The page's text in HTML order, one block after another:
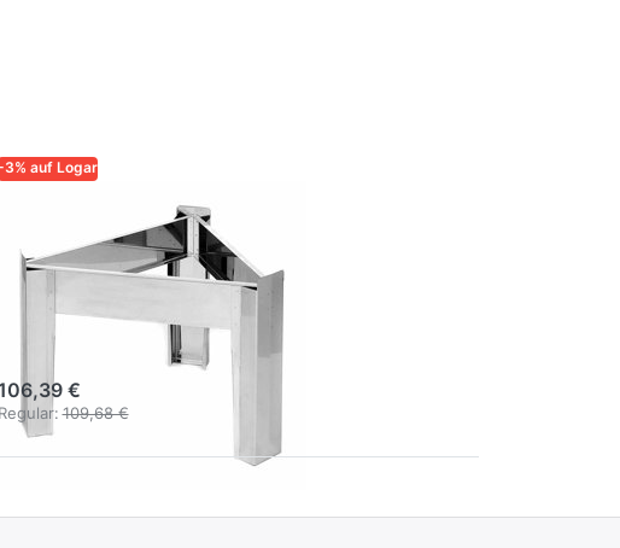
3% auf Logar
LOGAR – QUALITÄT UND
ZUVERLÄSSIGKEIT FÜR
Ständer
für Behälter Ø
76 cm
€
Regular: 109,68 €